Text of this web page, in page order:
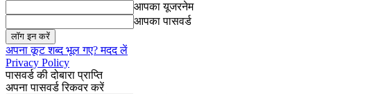
आपका यूजरनेम
आपका पासवर्ड
अपना कूट शब्द भूल गए? मदद लें
Privacy Policy
पासवर्ड की दोबारा प्राप्ति
अपना पासवर्ड रिकवर करें